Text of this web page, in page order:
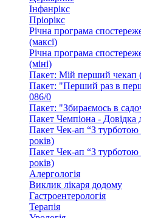
Інфанрікс
Пріорікс
Річна програма
(максі)
Річна програма
(міні)
Пакет: Мій перший чекап
Пакет: "Перший раз в
086/0
Пакет: "Збираємось в
Пакет Чемпіона - Довідка
Пакет Чек-ап “З
років)
Пакет Чек-ап “З
років)
Алергологія
Виклик лікаря додому
Гастроентерологія
Терапія